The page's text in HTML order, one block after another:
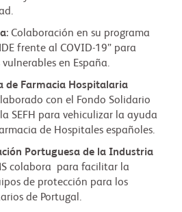
: Colaboración en su programa
frente al COVID-19” para
en España.
de Farmacia Hospitalaria
con el Fondo Solidario
SEFH para vehiculizar la ayuda
de Hospitales españoles.
Portuguesa de la Industria
colabora para facilitar la
de protección para los
de Portugal.